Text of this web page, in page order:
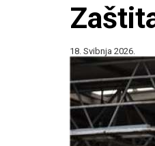
18. Svibnja 2026.